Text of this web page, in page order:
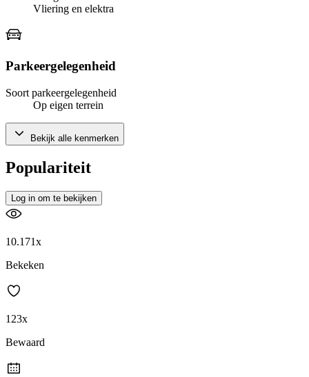
Vliering en elektra
Parkeergelegenheid
Soort parkeergelegenheid
Op eigen terrein
Bekijk alle kenmerken
Populariteit
Log in om te bekijken
10.171x
Bekeken
123x
Bewaard